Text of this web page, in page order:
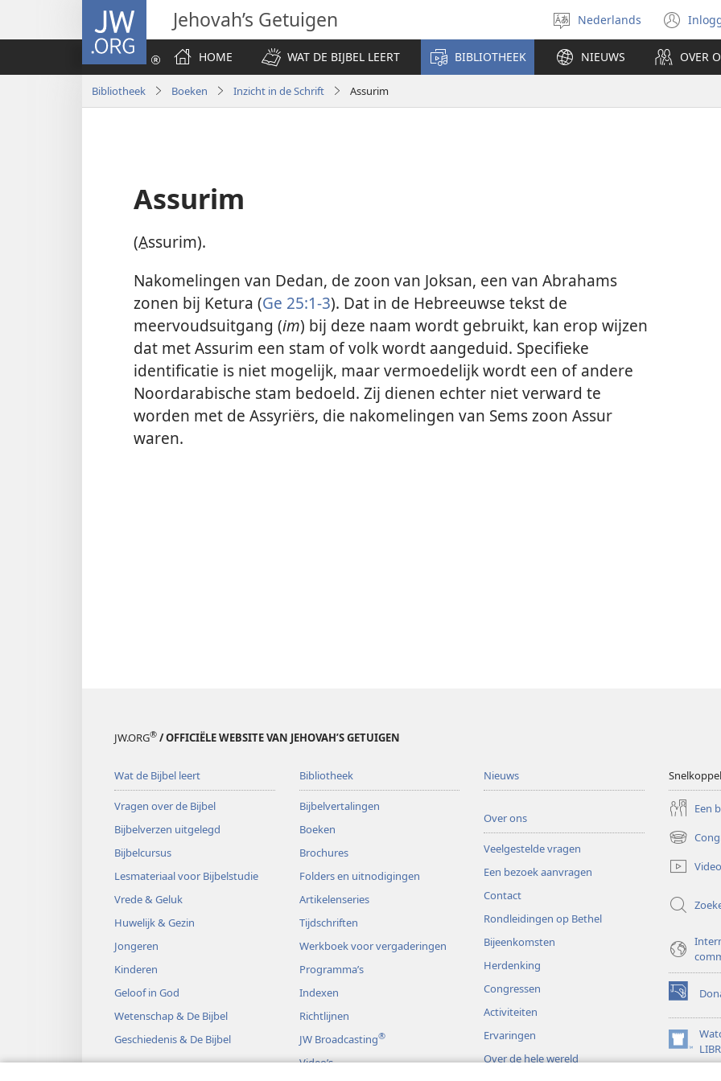
JW.ORG Jehovah’s Getuigen
Taal
selecteren
Nederlands
HOME
WAT DE BIJBEL LEERT BIBLIOTHEEK NIEUWS OVER
Bibliotheek Boeken Inzicht in de Schrift Assurim
Assurim
(A̱ssurim).
Nakomelingen van Dedan, de zoon van Joksan, een van Abrahams
zonen bij Ketura (Ge 25:1-3). Dat in de Hebreeuwse tekst de
meervoudsuitgang (im) bij deze naam wordt gebruikt, kan erop wijzen
dat met Assurim een stam of volk wordt aangeduid. Specifieke
identificatie is niet mogelijk, maar vermoedelijk wordt een of andere
Noordarabische stam bedoeld. Zij dienen echter niet verward te
worden met de Assyriërs, die nakomelingen van Sems zoon Assur
waren.
JW.ORG® / OFFICIËLE WEBSITE VAN JEHOVAH’S GETUIGEN
Wat de Bijbel leert
Vragen over de Bijbel
Bijbelverzen uitgelegd
Bijbelcursus
Lesmateriaal voor Bijbelstudie
Vrede & Geluk
Huwelijk & Gezin
Jongeren
Kinderen
Geloof in God
Wetenschap & De Bijbel
Geschiedenis & De Bijbel
Bibliotheek
Bijbelvertalingen
Boeken
Brochures
Folders en uitnodigingen
Artikelenseries
Tijdschriften
Werkboek voor vergaderingen
Programma’s
Indexen
Richtlijnen
JW Broadcasting®
Video’s
Nieuws
Over ons
Veelgestelde vragen
Een bezoek aanvragen
Contact
Rondleidingen op Bethel
Bijeenkomsten
Herdenking
Congressen
Activiteiten
Ervaringen
Over de hele wereld
Een
(opent
nieuw
venster)
(opent
nieuw
venster)
(opent
nieuw